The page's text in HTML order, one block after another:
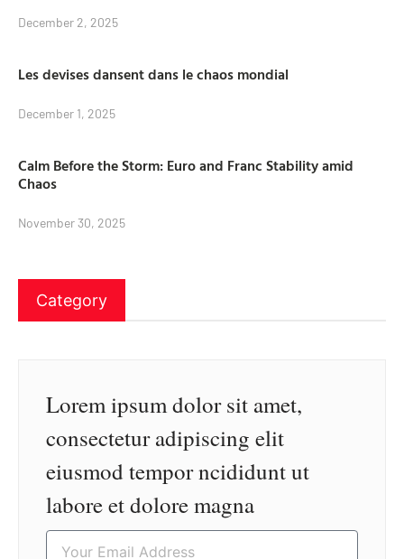
December 2, 2025
Les devises dansent dans le chaos mondial
December 1, 2025
Calm Before the Storm: Euro and Franc Stability amid
Chaos
November 30, 2025
Category
Lorem ipsum dolor sit amet,
consectetur adipiscing elit
eiusmod tempor ncididunt ut
labore et dolore magna